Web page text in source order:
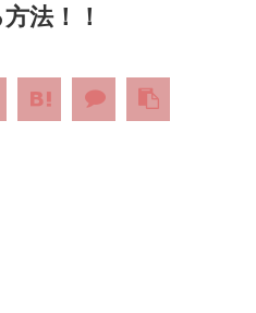
法！！